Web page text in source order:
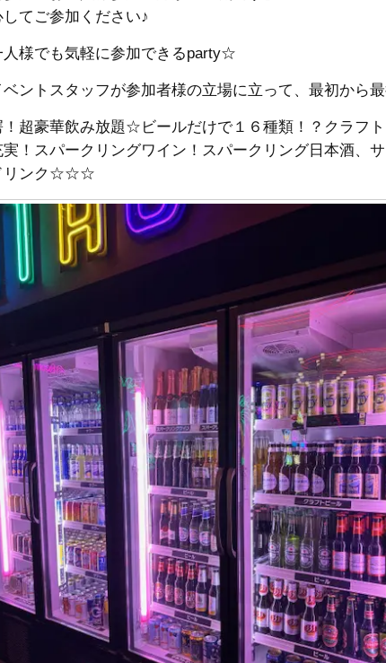
てご参加ください♪
人様でも気軽に参加できるparty☆
ベントスタッフが参加者様の立場に立って、最初から
！超豪華飲み放題☆ビールだけで１６種類！？クラフ
実！スパークリングワイン！スパークリング日本酒、
リンク☆☆☆